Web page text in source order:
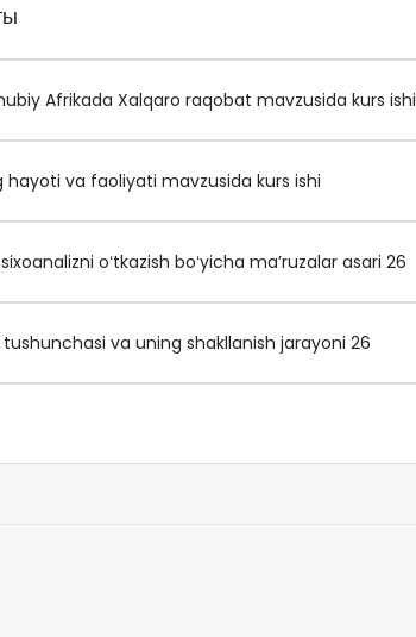
Afrikada Xalqaro raqobat mavzusida kurs ishi
hayoti va faoliyati mavzusida kurs ishi
oʻtkazish boʻyicha maʼruzalar asari 26
va uning shakllanish jarayoni 26